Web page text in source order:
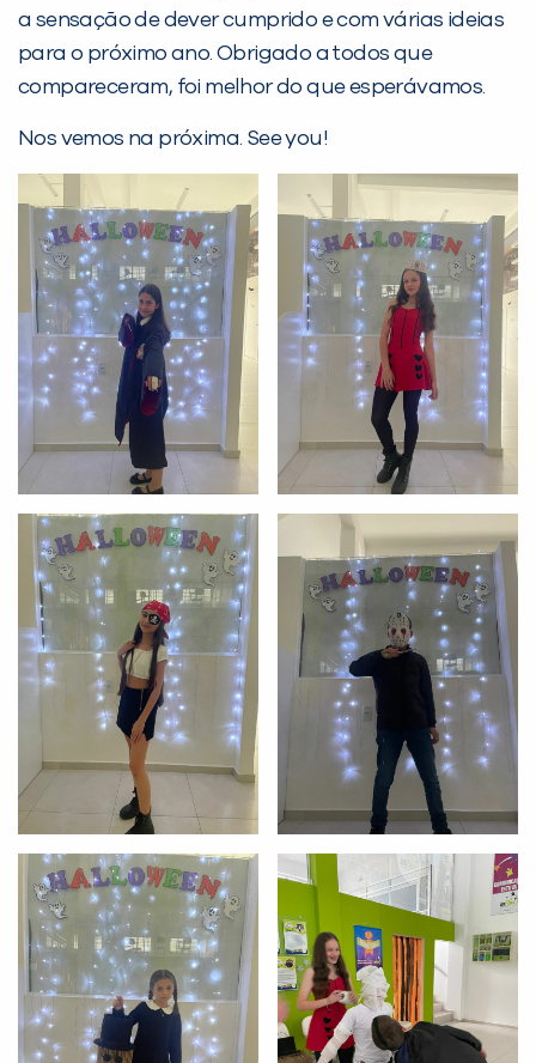
a sensação de dever cumprido e com várias ideias
para o próximo ano. Obrigado a todos que
compareceram, foi melhor do que esperávamos.
Nos vemos na próxima. See you!
Desculpe!
Não encontramos nenhuma unidade
Preencha com seus dados abaixo e
já vamos te colocar em contato
com a
Você é aluno inFlux?
Sim Não
VOLTAR